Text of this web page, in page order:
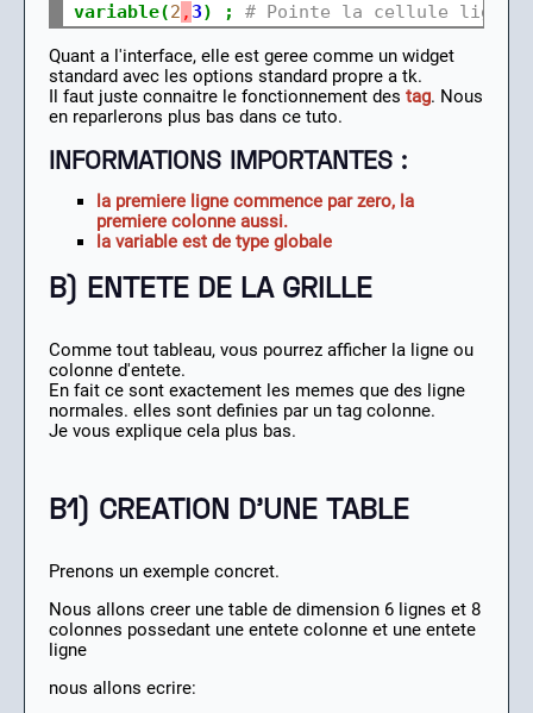
variable(2 , 3) ; # Pointe la cellule ligne 2
Quant a l'interface, elle est geree comme un widget
standard avec les options standard propre a tk.
Il faut juste connaitre le fonctionnement des tag. Nous
en reparlerons plus bas dans ce tuto.
INFORMATIONS IMPORTANTES :
la premiere ligne commence par zero, la
premiere colonne aussi.
la variable est de type globale
B) ENTETE DE LA GRILLE
Comme tout tableau, vous pourrez afficher la ligne ou
colonne d'entete.
En fait ce sont exactement les memes que des ligne
normales. elles sont definies par un tag colonne.
Je vous explique cela plus bas.
B1) CREATION D'UNE TABLE
Prenons un exemple concret.
Nous allons creer une table de dimension 6 lignes et 8
colonnes possedant une entete colonne et une entete
ligne
nous allons ecrire: